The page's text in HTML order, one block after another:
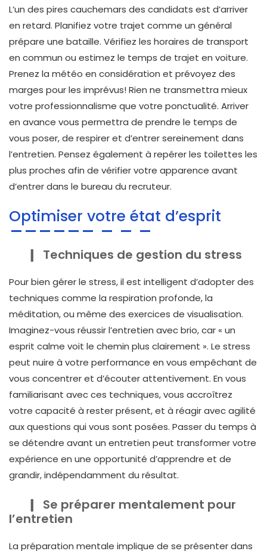
L’un des pires cauchemars des candidats est d’arriver
en retard. Planifiez votre trajet comme un général
prépare une bataille. Vérifiez les horaires de transport
en commun ou estimez le temps de trajet en voiture.
Prenez la météo en considération et prévoyez des
marges pour les imprévus! Rien ne transmettra mieux
votre professionnalisme que votre ponctualité. Arriver
en avance vous permettra de prendre le temps de
vous poser, de respirer et d’entrer sereinement dans
l’entretien. Pensez également à repérer les toilettes les
plus proches afin de vérifier votre apparence avant
d’entrer dans le bureau du recruteur.
Optimiser votre état d’esprit
Techniques de gestion du stress
Pour bien gérer le stress, il est intelligent d’adopter des
techniques comme la respiration profonde, la
méditation, ou même des exercices de visualisation.
Imaginez-vous réussir l’entretien avec brio, car « un
esprit calme voit le chemin plus clairement ». Le stress
peut nuire à votre performance en vous empêchant de
vous concentrer et d’écouter attentivement. En vous
familiarisant avec ces techniques, vous accroîtrez
votre capacité à rester présent, et à réagir avec agilité
aux questions qui vous sont posées. Passer du temps à
se détendre avant un entretien peut transformer votre
expérience en une opportunité d’apprendre et de
grandir, indépendamment du résultat.
Se préparer mentalement pour
l’entretien
La préparation mentale implique de se présenter dans